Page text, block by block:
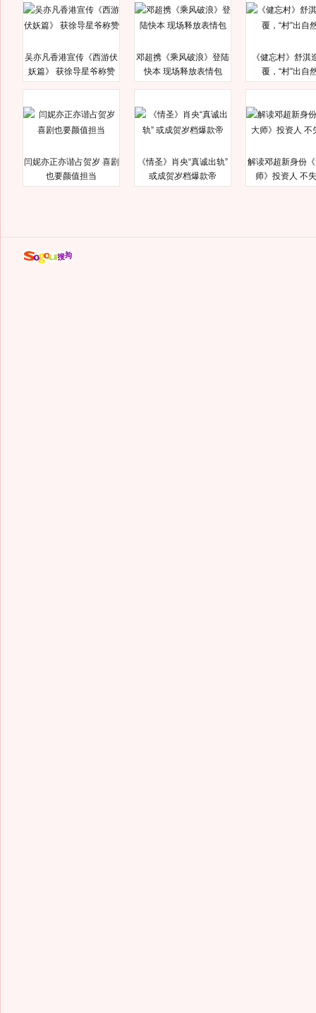
吴亦凡香港宣传《西游伏
妖篇》 获徐导星爷称赞
邓超携《乘风破浪》登陆
快本 现场释放表情包
《健忘村》舒淇
覆，“村”出自
闫妮亦正亦谐占贺岁 喜剧
也要颜值担当
《情圣》肖央“真诚出轨”
或成贺岁档爆款帝
解读邓超新身份
师》投资人 不